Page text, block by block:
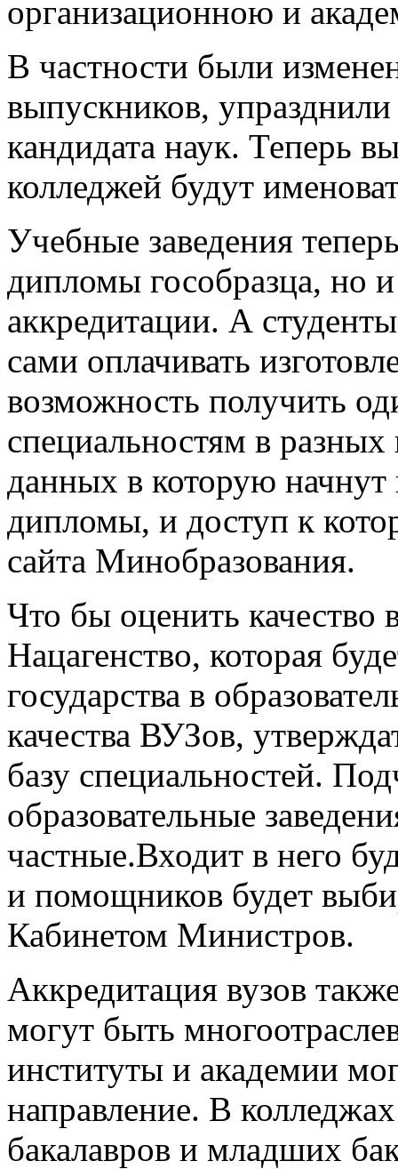
организационною и
В частности были
выпускников,
кандидата наук. Теперь
колледжей будут
Учебные заведения
дипломы гособразца, но
аккредитации. А
сами оплачивать
возможность получить
специальностям в разных
данных в которую
дипломы, и доступ к
сайта Минобразования.
Что бы оценить качество
Нацагенство, которая
государства в
качества ВУЗов,
базу специальностей.
образовательные
частные.Входит в него
и помощников будет
Кабинетом Министров.
Аккредитация вузов
могут быть
институты и академии
направление. В
бакалавров и младших